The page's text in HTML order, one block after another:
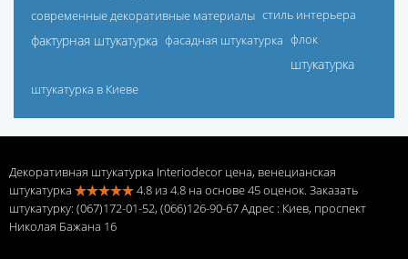
современные декоративные материалы стиль интерьера
фактурная штукатурка фасадная штукатурка флок
штукатурка
штукатурка в Киеве
Декоративная штукатурка Interiodecor цена, венецианская
штукатурка
4.8 из4.8 на основе45оценок. Заказать
штукатурку: (067)172-01-52, (066)126-90-67 Адрес : Киев, проспект
Николая Бажана 16